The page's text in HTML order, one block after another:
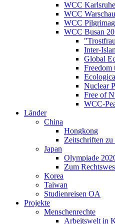
WCC
WCC
WCC
WCC Busan
Inter-
Global
Freedom
Nuclear
Free of
WCC-
Länder
China
Hongkong
Zeitschriften zu
Japan
Olympiade
Zum
Korea
Taiwan
Studienreisen OA
Projekte
Menschenrechte
Arbeitswelt in